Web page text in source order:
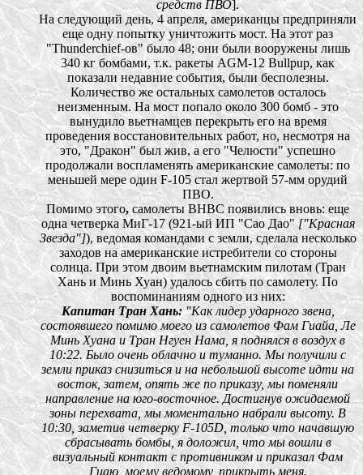
средств ПВО].
На следующий день, 4 апреля, американцы предприняли
еще одну попытку уничтожить мост. На этот раз
"Thunderchief-ов" было 48; они были вооружены лишь
340 кг бомбами, т.к. ракеты AGM-12 Bullpup, как
показали недавние события, были бесполезны.
Количество же остальных самолетов осталось
неизменным. На мост попало около 300 бомб - это
вынудило вьетнамцев перекрыть его на время
проведения восстановительных работ, но, несмотря на
это, "Дракон" был жив, а его "Челюсти" успешно
продолжали воспламенять американские самолеты: по
меньшей мере один F-105 стал жертвой 57-мм орудий
ПВО.
Помимо этого,самолеты ВНВС появились вновь: еще
одна четверка МиГ-17 (921-ый ИП "Сао Дао"["Красная
Звезда"]), ведомая командами с земли, сделала несколько
заходов на американские истребители со стороны
солнца. При этом двоим вьетнамским пилотам (Тран
Хань и Минь Хуан) удалось сбить по самолету. По
воспоминаниям одного из них:
Капитан Тран Хань: "Как лидер ударного звена,
состоявшего помимо моего из самолетов Фам Гиайа, Ле
Минь Хуана и Тран Нгуен Нама, я поднялся в воздух в
10:22. Было очень облачно и туманно. Мы получили с
земли приказ снизиться и на небольшой высоте идти на
восток, затем, опять же по приказу, мы поменяли
направление на юго-восточное. Достигнув ожидаемой
зоны перехвата, мы моментально набрали высоту. В
10:30, заметив четверку F-105D, только что начавшую
сбрасывать бомбы, я доложил, что мы вошли в
визуальный контакт с противником и приказал Фам
Гиаю, моему ведомому, прикрыть меня.